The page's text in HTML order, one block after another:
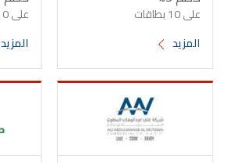
على 10 بطاقات
المزيد
على 10 بطاقات
المزيد